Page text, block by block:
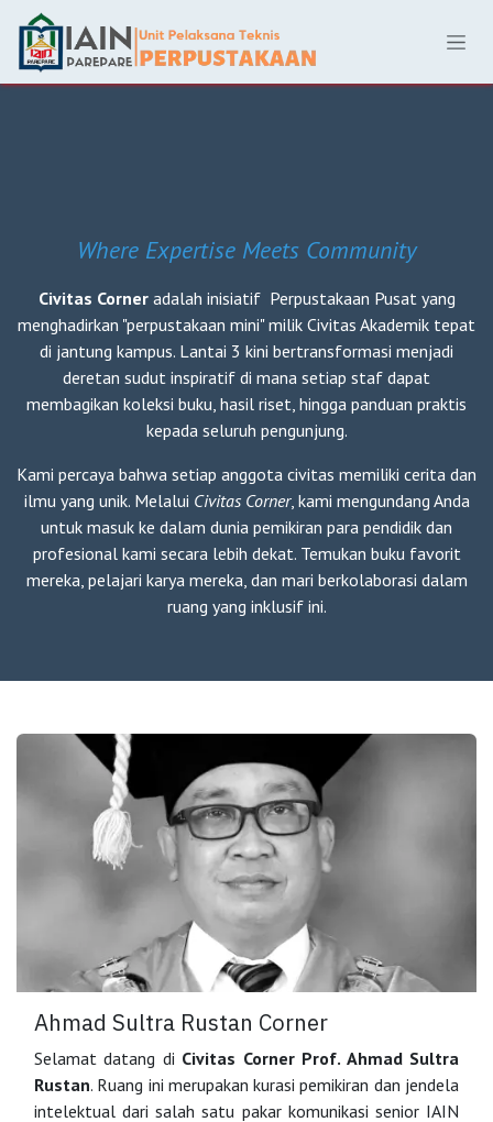
Skip ke Konten
Where Expertise Meets Community
Civitas Corneradalah inisiatif Perpustakaan Pusat yang
menghadirkan "perpustakaan mini" milik Civitas Akademik tepat
di jantung kampus. Lantai 3 kini bertransformasi menjadi
deretan sudut inspiratif di mana setiap staf dapat
membagikan koleksi buku, hasil riset, hingga panduan praktis
kepada seluruh pengunjung.
Kami percaya bahwa setiap anggota civitas memiliki cerita dan
ilmu yang unik. Melalui Civitas Corner, kami mengundang Anda
untuk masuk ke dalam dunia pemikiran para pendidik dan
profesional kami secara lebih dekat. Temukan buku favorit
mereka, pelajari karya mereka, dan mari berkolaborasi dalam
ruang yang inklusif ini.
Ahmad Sultra Rustan Corner
Selamat datang di Civitas Corner Prof. Ahmad Sultra
Rustan. Ruang ini merupakan kurasi pemikiran dan jendela
intelektual dari salah satu pakar komunikasi senior IAIN